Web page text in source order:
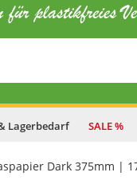
Lagerbedarf SALE %
Dark 375mm |